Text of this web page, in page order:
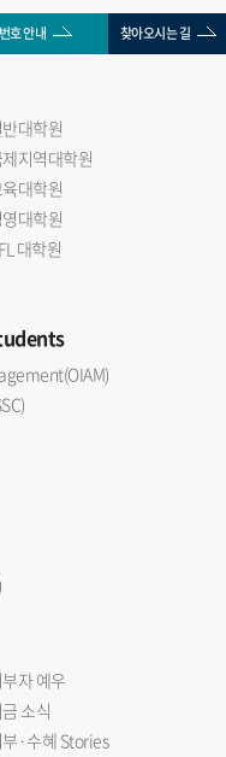
호 안내 찾아오시는 길
대학원
지역대학원
대학원
대학원
대학원
자 예우
소식
부·수혜 Stories